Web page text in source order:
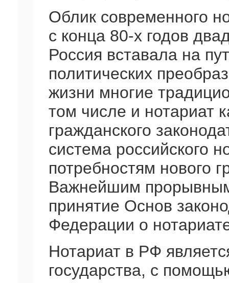
Облик современного
с конца 80-х годов
Россия вставала на
политических
жизни многие
том числе и нотариат
гражданского
система российского
потребностям нового
Важнейшим
принятие Основ
Федерации о
Нотариат в РФ
государства, с